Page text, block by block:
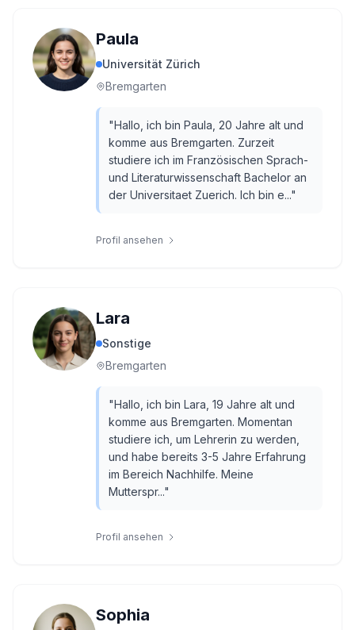
Paula
Universität Zürich
Bremgarten
"Hallo, ich bin Paula, 20 Jahre alt und
komme aus Bremgarten. Zurzeit
studiere ich im Französischen Sprach-
und Literaturwissenschaft Bachelor an
der Universitaet Zuerich. Ich bin e..."
Profil ansehen
Lara
Sonstige
Bremgarten
"Hallo, ich bin Lara, 19 Jahre alt und
komme aus Bremgarten. Momentan
studiere ich, um Lehrerin zu werden,
und habe bereits 3-5 Jahre Erfahrung
im Bereich Nachhilfe. Meine
Mutterspr..."
Profil ansehen
Sophia